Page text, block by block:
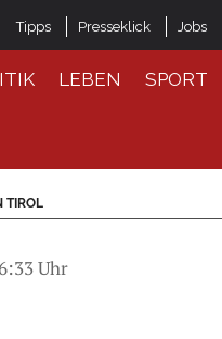
Tipps Presseklick Jobs
LEBEN SPORT
TIROL
Uhr